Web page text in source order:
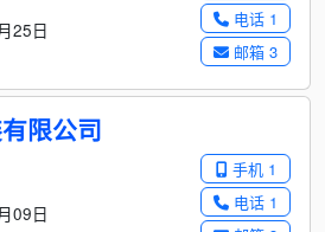
电话 1
邮箱 3
25日
限公司
手机 1
电话 1
09日